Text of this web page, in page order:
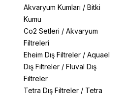
Akvaryum Kumları / Bitki
Kumu
Co2 Setleri / Akvaryum
Filtreleri
Eheim Dış Filtreler / Aquael
Dış Filtreler / Fluval Dış
Filtreler
Tetra Dış Filtreler / Tetra